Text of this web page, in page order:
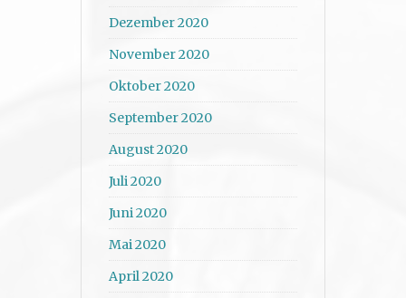
Dezember 2020
November 2020
Oktober 2020
September 2020
August 2020
Juli 2020
Juni 2020
Mai 2020
April 2020